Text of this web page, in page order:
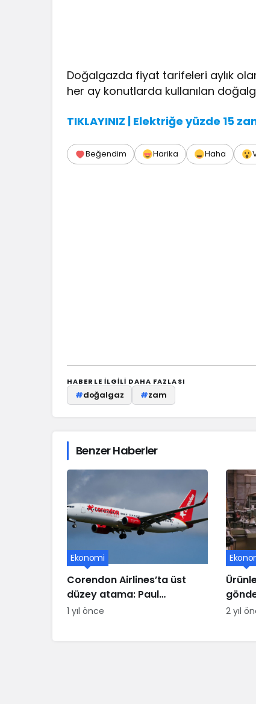
Doğalgazda fiyat tarifeleri aylık
her ay konutlarda kullanılan
TIKLAYINIZ | Elektriğe yüzde 15
Beğendim Harika Haha
HABERLE ILGILI DAHA FAZLASI
#doğalgaz #zam
Benzer Haberler
Corendon Airlines’ta üst
düzey atama: Paul
Schwaiger yeni CCO oldu
Ekonomi
1 yıl önce
üssü
2 yıl